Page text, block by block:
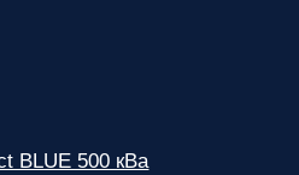
BLUE 500 кВа